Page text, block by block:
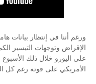
ورغم أننا في إنتظار بيانات
الإقراض وتوجهات التيسير
على اليورو خلال ذلك الأسبوع
الأمريكي على قوته رغم كل